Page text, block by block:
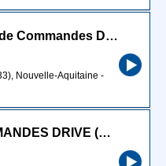
Préparateur / Préparatrice de Commandes Drive H/F
Nouvelle-Aquitaine -
PREPARATEUR DE COMMANDES DRIVE (H/F)